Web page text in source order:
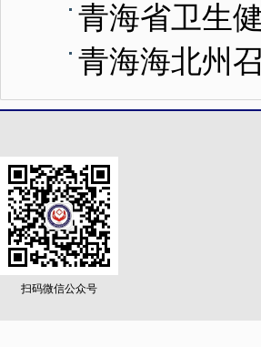
青海省卫生
青海海北州
扫码微信公众号